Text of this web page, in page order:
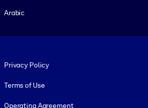
Arabic
Privacy Policy
Terms of Use
Operating Agreement